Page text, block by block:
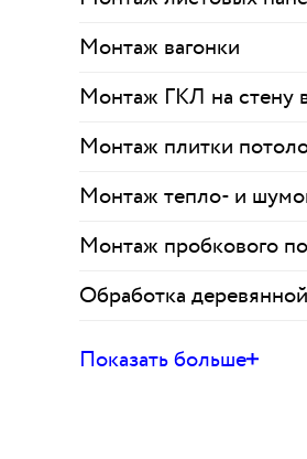
Монтаж вагонки
Монтаж ГКЛ на стену
Монтаж плитки
Монтаж тепло- и
Монтаж пробкового
Обработка
Показать больше